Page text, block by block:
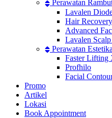
Perawatan
Lavalen
Hair
Advanced
Lavalen
Perawatan Estetika
Faster Lifting
Profhilo
Facial
Promo
Artikel
Lokasi
Book Appointment